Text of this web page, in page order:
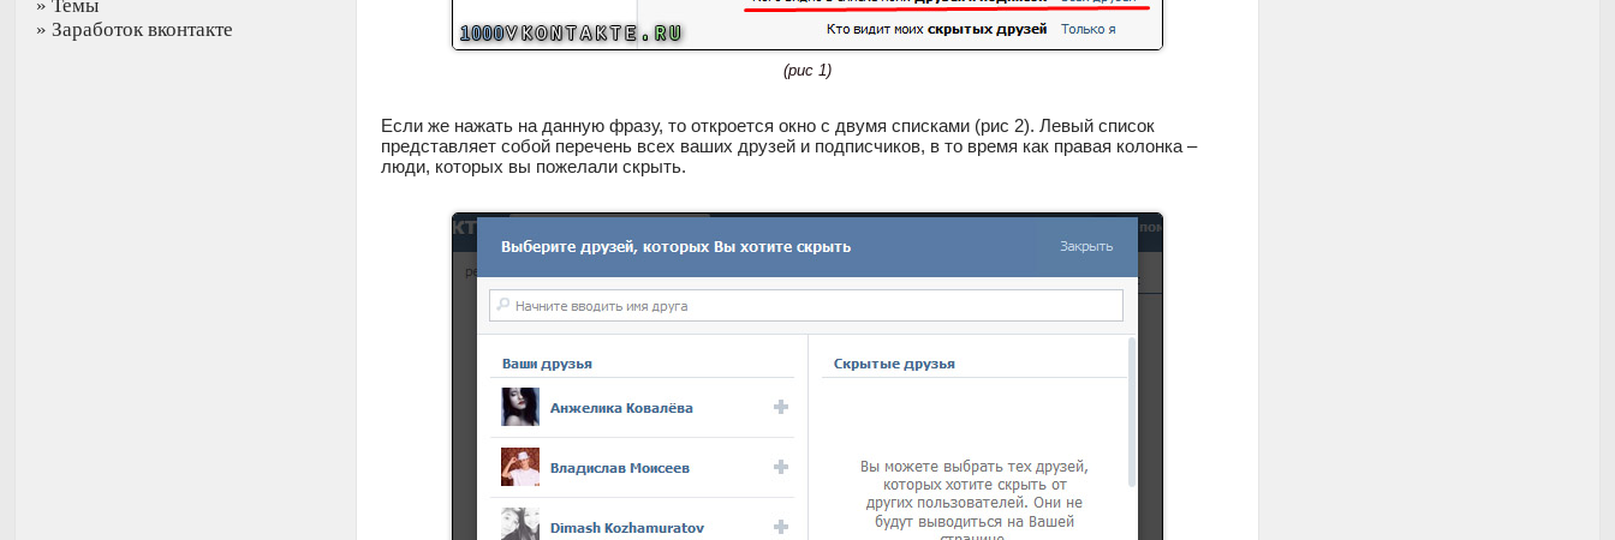
» Темы
» Заработок вконтакте
(рис 1)
Если же нажать на данную фразу, то откроется окно с двумя списками (рис 2). Левый список
представляет собой перечень всех ваших друзей и подписчиков, в то время как правая колонка –
люди, которых вы пожелали скрыть.